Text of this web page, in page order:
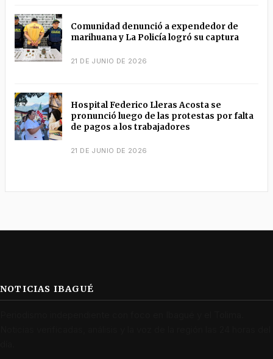
Comunidad denunció a expendedor de
marihuana y La Policía logró su captura
21 DE JUNIO DE 2026
Hospital Federico Lleras Acosta se
pronunció luego de las protestas por falta
de pagos a los trabajadores
21 DE JUNIO DE 2026
NOTICIAS IBAGUÉ